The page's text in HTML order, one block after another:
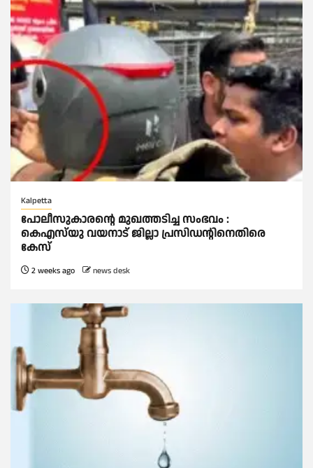
Kalpetta
പോലീസുകാരന്റെ മുഖത്തടിച്ച സംഭവം :
കെഎസ്‌യു വയനാട് ജില്ലാ പ്രസിഡന്റിനെതിരെ
കേസ്
2 weeks ago news desk